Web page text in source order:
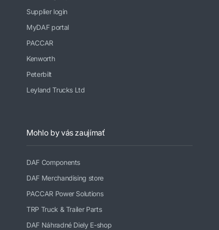
Supplier login
MyDAF portal
PACCAR
Kenworth
Peterbilt
Leyland Trucks Ltd
Mohlo by vás zaujímať
DAF Components
DAF Merchandising store
PACCAR Power Solutions
TRP Truck & Trailer Parts
DAF Náhradné Diely E-shop